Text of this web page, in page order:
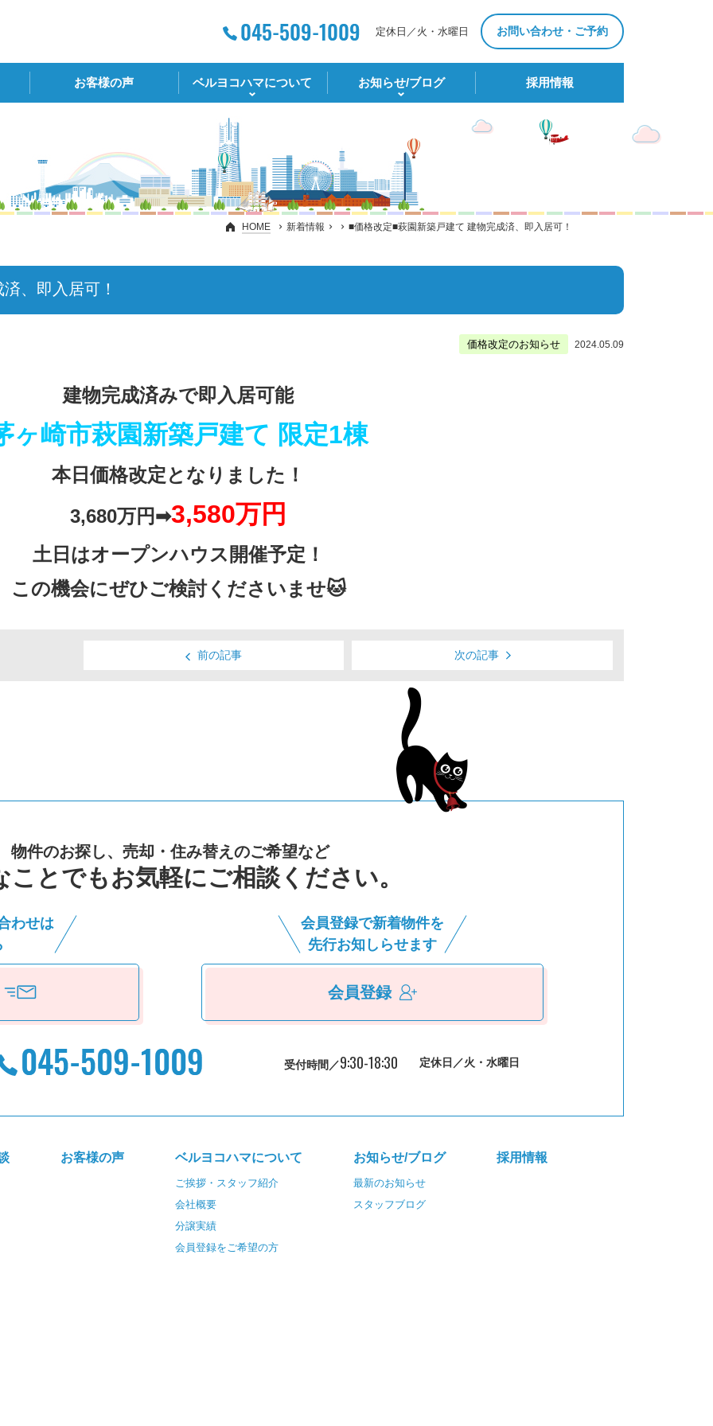
定休日／火・水曜日 お問い合わせ・ご予約
お客様の声 ベルヨコハマについて お知らせ/ブログ 採⽤情報
HOME 新着情報 ■価格改定■萩園新築戸建て 建物完成済、即入居可！
、即入居可！
価格改定のお知らせ 2024.05.09
建物完成済みで即入居可能
ヶ崎市萩園新築戸建て 限定1棟
本日価格改定となりました！
3,680万円➡3,580万円
土日はオープンハウス開催予定！
この機会にぜひご検討くださいませ🐱
次の記事
前の記事
物件のお探し、売却・住み替えのご希望など
ことでもお気軽にご相談ください。
わせは
会員登録で新着物件を
先⾏お知しらせます
会員登録
受付時間／9:30-18:30 定休日／火・水曜日
お客様の声 ベルヨコハマについて
ご挨拶・スタッフ紹介
会社概要
分譲実績
会員登録をご希望の方
お知らせ/ブログ
最新のお知らせ
スタッフブログ
採⽤情報